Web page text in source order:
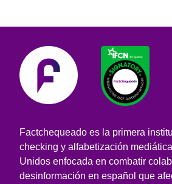
Factchequeado es la primera
checking y alfabetización
Unidos enfocada en combatir
desinformación en español que